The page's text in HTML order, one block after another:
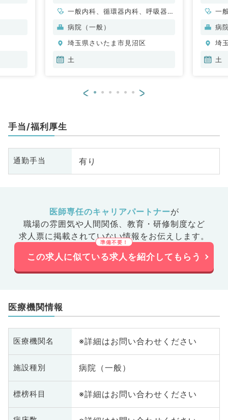
一般内科、循環器内科、呼吸器内
科、消化器内科
病院（一般）
埼玉県さいたま市見沼区
土
一
病
埼
土
< >
手当/福利厚生
通勤手当 有り
医師専任のキャリアパートナーが
職場の雰囲気や人間関係、 教育・研修制度など
求人票に掲載されていない情報をお伝えします。
この求人に似ている求人を紹介してもらう
医療機関情報
医療機関名 ※詳細はお問い合わせください
施設種別 病院（一般）
標榜科目 ※詳細はお問い合わせください